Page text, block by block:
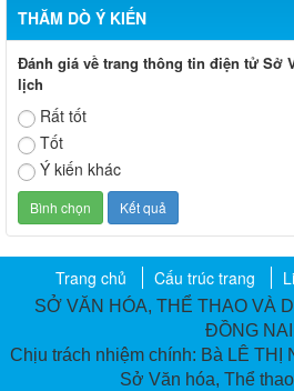
THĂM DÒ Ý KIẾN
Đánh giá về trang thông tin điện tử Sở
lịch
Rất tốt
Tốt
Ý kiến khác
Trang chủ Cấu trúc trang
SỞ VĂN HÓA, THỂ THAO VÀ
ĐỒNG NAI
Chịu trách nhiệm chính: Bà LÊ THỊ
Sở Văn hóa, Thể